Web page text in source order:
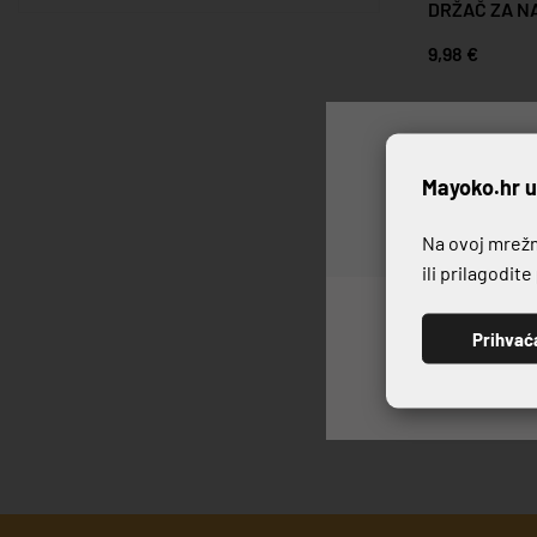
DRŽAČ ZA
9,98 €
Mayoko.hr
Na ovoj
ili prilagodite